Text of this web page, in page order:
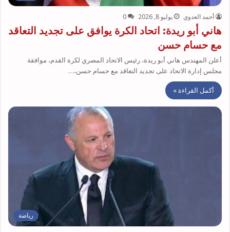
أحمد العدوي يوليو 8, 2026 0
هاني أبو ريدة: اتحاد الكرة يوافق على تجديد التعاقد
مع حسام حسن
أعلن المهندس هاني أبو ريدة، رئيس الاتحاد المصري لكرة القدم، موافقة
مجلس إدارة الاتحاد على تجديد التعاقد مع حسام حسن،…
أكمل القراءة »
رياضة